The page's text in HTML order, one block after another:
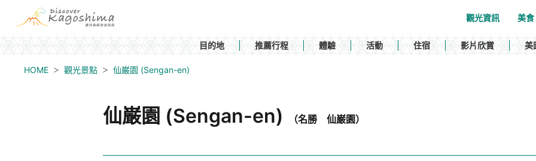
觀光資訊 美食
目的地 推薦行程 體驗 活動 住宿 影片欣賞 美
HOME 觀光景點 仙巌園 (Sengan-en)
仙巌園 (Sengan-en) （名勝 仙巌園）